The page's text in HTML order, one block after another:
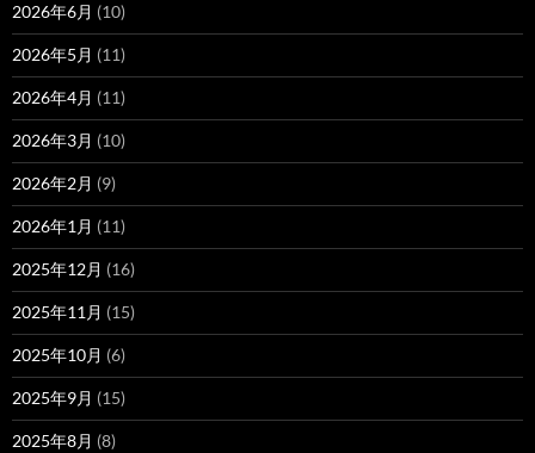
2026年6月 (10)
2026年5月 (11)
2026年4月 (11)
2026年3月 (10)
2026年2月 (9)
2026年1月 (11)
2025年12月 (16)
2025年11月 (15)
2025年10月 (6)
2025年9月 (15)
2025年8月 (8)